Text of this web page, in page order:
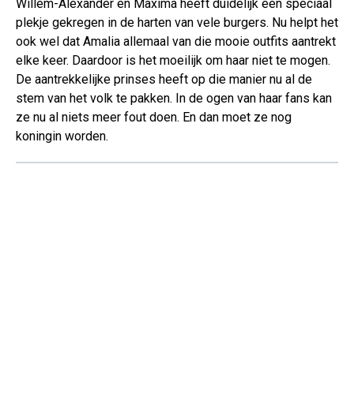
Willem-Alexander en Maxima heeft duidelijk een speciaal
plekje gekregen in de harten van vele burgers. Nu helpt het
ook wel dat Amalia allemaal van die mooie outfits aantrekt
elke keer. Daardoor is het moeilijk om haar niet te mogen.
De aantrekkelijke prinses heeft op die manier nu al de
stem van het volk te pakken. In de ogen van haar fans kan
ze nu al niets meer fout doen. En dan moet ze nog
koningin worden.